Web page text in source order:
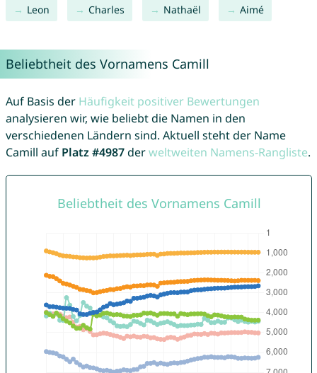
Leon Charles Nathaël Aimé
Beliebtheit des Vornamens Camill
Auf Basis der Häufigkeit positiver Bewertungen
analysieren wir, wie beliebt die Namen in den
verschiedenen Ländern sind. Aktuell steht der Name
Camill auf Platz #4987derweltweiten Namens-Rangliste.